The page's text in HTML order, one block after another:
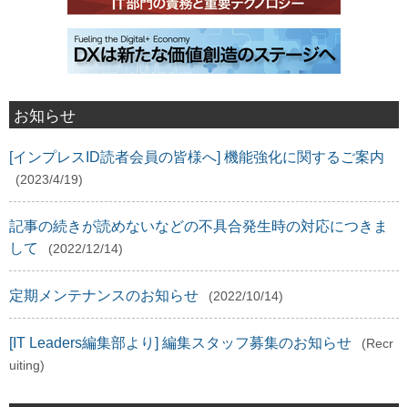
お知らせ
[インプレスID読者会員の皆様へ] 機能強化に関するご案内
(2023/4/19)
記事の続きが読めないなどの不具合発生時の対応につきま
して
(2022/12/14)
定期メンテナンスのお知らせ (2022/10/14)
[IT Leaders編集部より] 編集スタッフ募集のお知らせ
(Recr
uiting)